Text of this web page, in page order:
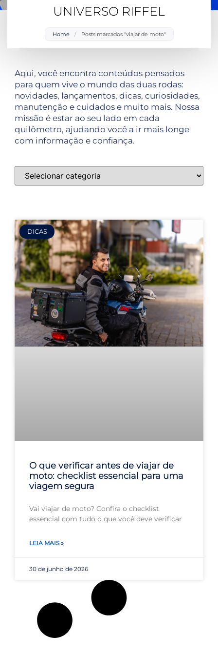
UNIVERSO RIFFEL
Home / Posts marcados "viajar de moto"
Aqui, você encontra conteúdos pensados
para quem vive o mundo das duas rodas:
novidades, lançamentos, dicas, curiosidades,
manutenção e cuidados e muito mais. Nossa
missão é estar ao seu lado em cada
quilômetro, ajudando você a ir mais longe
com informação e confiança.
DICAS
O que verificar antes de viajar de
moto: checklist essencial para uma
viagem segura
Vai viajar de moto? Confira o checklist
essencial com tudo o que você deve verificar
LEIA MAIS »
30 de junho de 2026